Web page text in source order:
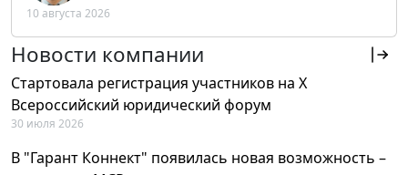
РФ
10 августа 2026
Новости компании
Стартовала регистрация участников на X
Всероссийский юридический форум
30 июля 2026
В "Гарант Коннект" появилась новая возможность –